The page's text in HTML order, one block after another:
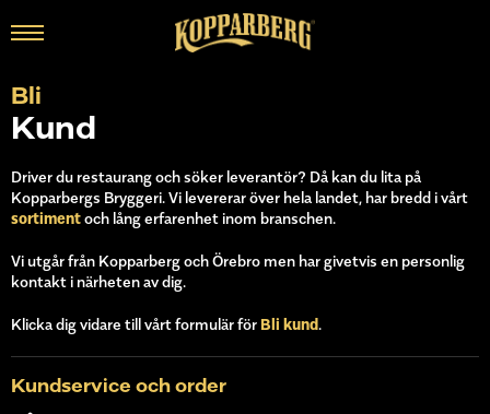
Bli
Kund
Driver du restaurang och söker leverantör? Då kan du lita på
Kopparbergs Bryggeri. Vi levererar över hela landet, har bredd i vårt
sortimentoch lång erfarenhet inom branschen.
Vi utgår från Kopparberg och Örebro men har givetvis en personlig
kontakt i närheten av dig.
Klicka dig vidare till vårt formulär för Bli kund.
Kundservice och order